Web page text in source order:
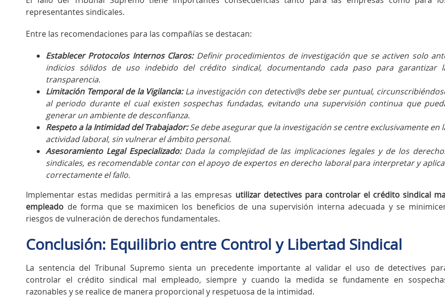
representantes sindicales.
Entre las recomendaciones para las compañías se destacan:
Establecer Protocolos Internos Claros:Definir procedimientos de investigación que se activen solo
indicios sólidos de uso indebido del crédito sindical, documentando cada paso para garantizar
transparencia.
Limitación Temporal de la Vigilancia:La investigación con detectiv@s debe ser puntual,
al periodo durante el cual existen sospechas fundadas, evitando una supervisión continua que
generar un ambiente de desconfianza.
Respeto a la Intimidad del Trabajador:Se debe asegurar que la investigación se centre exclusivamente en
actividad laboral, sin vulnerar el ámbito personal.
Asesoramiento Legal Especializado:Dada la complejidad de las implicaciones legales y de los
sindicales, es recomendable contar con el apoyo de expertos en derecho laboral para interpretar y
correctamente el fallo.
Implementar estas medidas permitirá a las empresas utilizar detectives para controlar el crédito sindical
empleado de forma que se maximicen los beneficios de una supervisión interna adecuada y se
riesgos de vulneración de derechos fundamentales.
Conclusión: Equilibrio entre Control y Libertad Sindical
La sentencia del Tribunal Supremo sienta un precedente importante al validar el uso de detectives
controlar el crédito sindical mal empleado, siempre y cuando la medida se fundamente en
razonables y se realice de manera proporcional y respetuosa de la intimidad.